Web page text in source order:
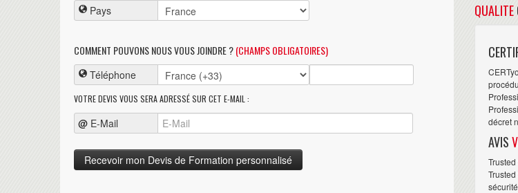
Pays
COMMENT POUVONS NOUS VOUS JOINDRE ?(CHAMPS OBLIGATOIRES)
Téléphone
VOTRE DEVIS VOUS SERA ADRESSÉ SUR CET E-MAIL :
@ E-Mail
QUALITE
décret
AVIS